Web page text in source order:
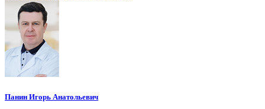
Панин Игорь Анатольевич